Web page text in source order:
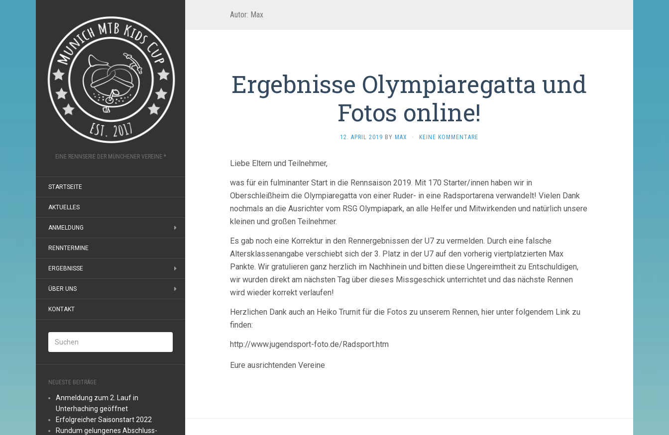
EINE RENNSERIE DER MÜNCHENER VEREINE *
STARTSEITE
AKTUELLES
ANMELDUNG
RENNTERMINE
ERGEBNISSE
ÜBER UNS
KONTAKT
NEUESTE BEITRÄGE
Anmeldung zum 2. Lauf in
Unterhaching geöffnet
Erfolgreicher Saisonstart 2022
Rundum gelungenes Abschluss-
Autor: Max
Ergebnisse Olympiaregatta und
Fotos online!
12. APRIL 2019 BY MAX · KEINE KOMMENTARE
Liebe Eltern und Teilnehmer,
was für ein fulminanter Start in die Rennsaison 2019. Mit 170 Starter/innen haben wir in
Oberschleißheim die Olympiaregatta von einer Ruder- in eine Radsportarena verwandelt! Vielen Dank
nochmals an die Ausrichter vom RSG Olympiapark, an alle Helfer und Mitwirkenden und natürlich unsere
kleinen und großen Teilnehmer.
Es gab noch eine Korrektur in den Rennergebnissen der U7 zu vermelden. Durch eine falsche
Altersklassenangabe verschiebt sich der 3. Platz in der U7 auf den vorherig viertplatzierten Max
Pankte. Wir gratulieren ganz herzlich im Nachhinein und bitten diese Ungereimtheit zu Entschuldigen,
wir wurden direkt am nächsten Tag über dieses Missgeschick unterrichtet und das nächste Rennen
wird wieder korrekt verlaufen!
Herzlichen Dank auch an Heiko Trurnit für die Fotos zu unserem Rennen, hier unter folgendem Link zu
finden:
http://www.jugendsport-foto.de/Radsport.htm
Eure ausrichtenden Vereine